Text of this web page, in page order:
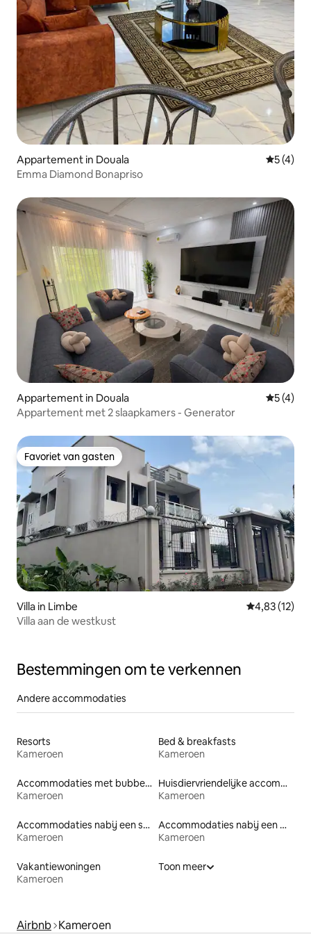
Appartement in Douala
5 (4)
Emma Diamond Bonapriso
Appartement in Douala
5 (4)
Appartement met 2 slaapkamers - Generator
Favoriet van gasten
Favoriet van gasten
Villa in Limbe Gemiddelde
4,83 (12)
Villa aan de westkust
Bestemmingen om te verkennen
Andere accommodaties
Resorts
Kameroen
Bed & breakfasts
Kameroen
Accommodaties met bubbelbad
Kameroen
Huisdiervriendelijke accommodaties
Kameroen
Accommodaties nabij een strand
Kameroen
Accommodaties nabij een meer
Kameroen
Vakantiewoningen
Kameroen
Toon meer
Airbnb Kameroen